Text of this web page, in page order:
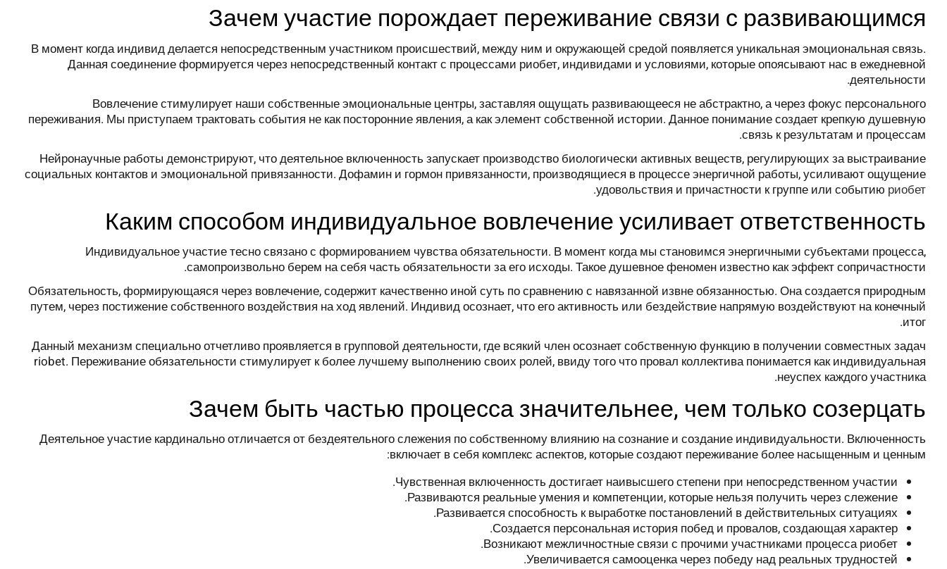
Зачем участие порождает переживание связи с развивающимся
В момент когда индивид делается непосредственным участником происшествий, между ним и окружающей средой появляется уникальная эмоциональная связь.
Данная соединение формируется через непосредственный контакт с процессами риобет, индивидами и условиями, которые опоясывают нас в ежедневной
деятельности.
Вовлечение стимулирует наши собственные эмоциональные центры, заставляя ощущать развивающееся не абстрактно, а через фокус персонального
переживания. Мы приступаем трактовать события не как посторонние явления, а как элемент собственной истории. Данное понимание создает крепкую душевную
связь к результатам и процессам.
Нейронаучные работы демонстрируют, что деятельное включенность запускает производство биологически активных веществ, регулирующих за выстраивание
социальных контактов и эмоциональной привязанности. Дофамин и гормон привязанности, производящиеся в процессе энергичной работы, усиливают ощущение
удовольствия и причастности к группе или событию риобет
.
Каким способом индивидуальное вовлечение усиливает ответственность
Индивидуальное участие тесно связано с формированием чувства обязательности. В момент когда мы становимся энергичными субъектами процесса,
самопроизвольно берем на себя часть обязательности за его исходы. Такое душевное феномен известно как эффект сопричастности.
Обязательность, формирующаяся через вовлечение, содержит качественно иной суть по сравнению с навязанной извне обязанностью. Она создается природным
путем, через постижение собственного воздействия на ход явлений. Индивид осознает, что его активность или бездействие напрямую воздействуют на конечный
итог.
Данный механизм специально отчетливо проявляется в групповой деятельности, где всякий член осознает собственную функцию в получении совместных задач
riobet. Переживание обязательности стимулирует к более лучшему выполнению своих ролей, ввиду того что провал коллектива понимается как индивидуальная
неуспех каждого участника.
Зачем быть частью процесса значительнее, чем только созерцать
Деятельное участие кардинально отличается от бездеятельного слежения по собственному влиянию на сознание и создание индивидуальности. Включенность
включает в себя комплекс аспектов, которые создают переживание более насыщенным и ценным:
Чувственная включенность достигает наивысшего степени при непосредственном участии.
Развиваются реальные умения и компетенции, которые нельзя получить через слежение.
Развивается способность к выработке постановлений в действительных ситуациях.
Создается персональная история побед и провалов, создающая характер.
Возникают межличностные связи с прочими участниками процесса риобет.
Увеличивается самооценка через победу над реальных трудностей.